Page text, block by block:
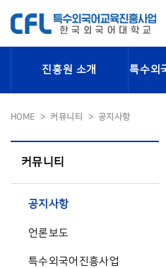
진흥원 소개 특수외
HOME 커뮤니티 공지사항
커뮤니티
공지사항
언론보도
특수외국어진흥사업